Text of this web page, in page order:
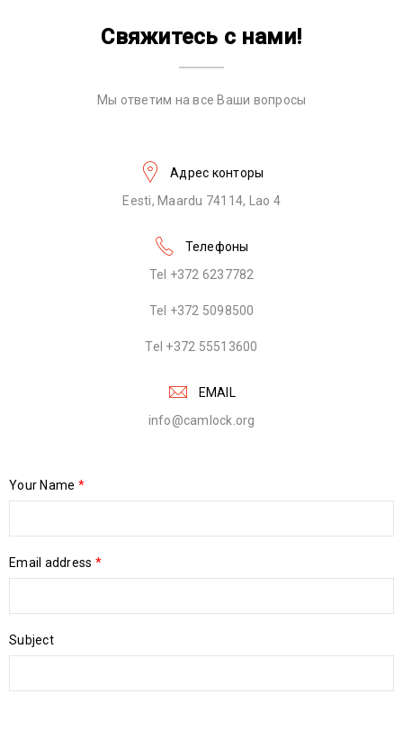
Свяжитесь с нами!
Мы ответим на все Ваши вопросы
Адрес конторы
Eesti, Maardu 74114, Lao 4
Телефоны
Tel +372 6237782
Tel +372 5098500
Tel +372 55513600
EMAIL
info@camlock.org
Your Name *
Email address *
Subject